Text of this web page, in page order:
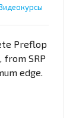
Preflop
from SRP
edge.